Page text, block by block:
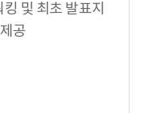
및 최초 발표지
공